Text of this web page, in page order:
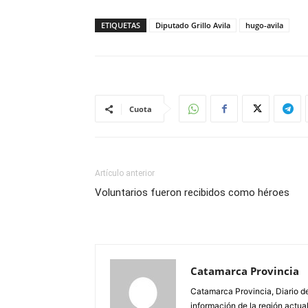
ETIQUETAS Diputado Grillo Avila hugo-avila
Cuota
Artículo anterior
Voluntarios fueron recibidos como héroes
Catamarca Provincia
Catamarca Provincia, Diario
información de la región